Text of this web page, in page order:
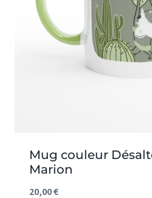
Mug couleur
Marion
20,00€